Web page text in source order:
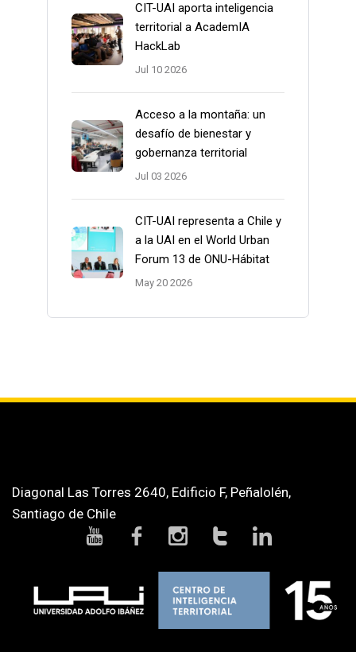
CIT-UAI aporta inteligencia
territorial a AcademIA
HackLab
Jul 10 2026
Acceso a la montaña: un
desafío de bienestar y
gobernanza territorial
Jul 03 2026
CIT-UAI representa a Chile y
a la UAI en el World Urban
Forum 13 de ONU-Hábitat
May 20 2026
Diagonal Las Torres 2640, Edificio F, Peñalolén,
Santiago de Chile